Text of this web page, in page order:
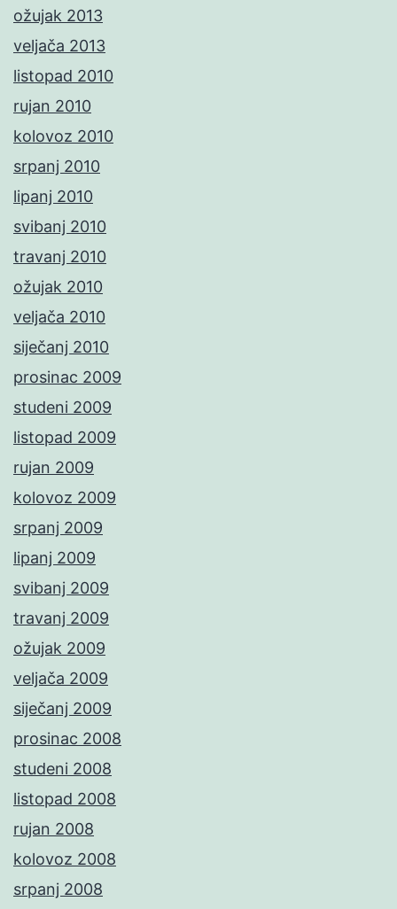
ožujak 2013
veljača 2013
listopad 2010
rujan 2010
kolovoz 2010
srpanj 2010
lipanj 2010
svibanj 2010
travanj 2010
ožujak 2010
veljača 2010
siječanj 2010
prosinac 2009
studeni 2009
listopad 2009
rujan 2009
kolovoz 2009
srpanj 2009
lipanj 2009
svibanj 2009
travanj 2009
ožujak 2009
veljača 2009
siječanj 2009
prosinac 2008
studeni 2008
listopad 2008
rujan 2008
kolovoz 2008
srpanj 2008